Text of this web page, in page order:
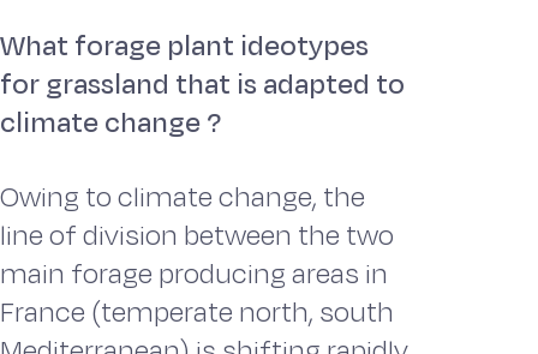
What forage plant ideotypes
for grassland that is adapted to
climate change ?
Owing to climate change, the
line of division between the two
main forage producing areas in
France (temperate north, south